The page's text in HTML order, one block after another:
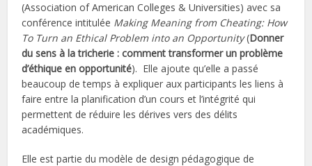
(Association of American Colleges & Universities) avec sa
conférence intitulée Making Meaning from Cheating: How
To Turn an Ethical Problem into an Opportunity(Donner
du sens à la tricherie : comment transformer un problème
d’éthique en opportunité). Elle ajoute qu’elle a passé
beaucoup de temps à expliquer aux participants les liens à
faire entre la planification d’un cours et l’intégrité qui
permettent de réduire les dérives vers des délits
académiques.
Elle est partie du modèle de design pédagogique de